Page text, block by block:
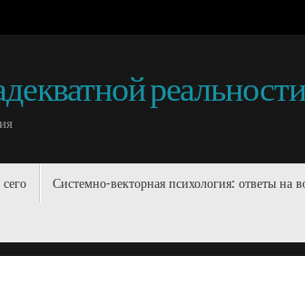
реальности
Системно-векторная психология: ответы на